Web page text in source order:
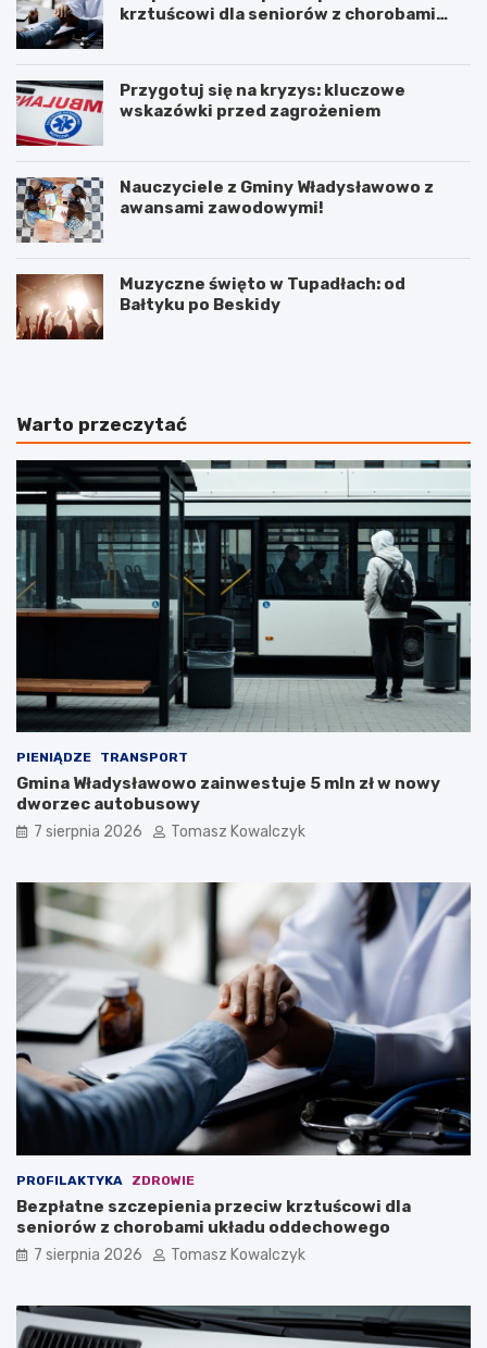
krztuścowi dla seniorów z chorobami
Przygotuj się na kryzys: kluczowe
wskazówki przed zagrożeniem
Nauczyciele z Gminy Władysławowo z
awansami zawodowymi!
Muzyczne święto w Tupadłach: od
Bałtyku po Beskidy
Warto przeczytać
PIENIĄDZE TRANSPORT
Gmina Władysławowo zainwestuje 5 mln zł w nowy
dworzec autobusowy
7 sierpnia 2026 Tomasz Kowalczyk
PROFILAKTYKA ZDROWIE
Bezpłatne szczepienia przeciw krztuścowi dla
seniorów z chorobami układu oddechowego
7 sierpnia 2026 Tomasz Kowalczyk